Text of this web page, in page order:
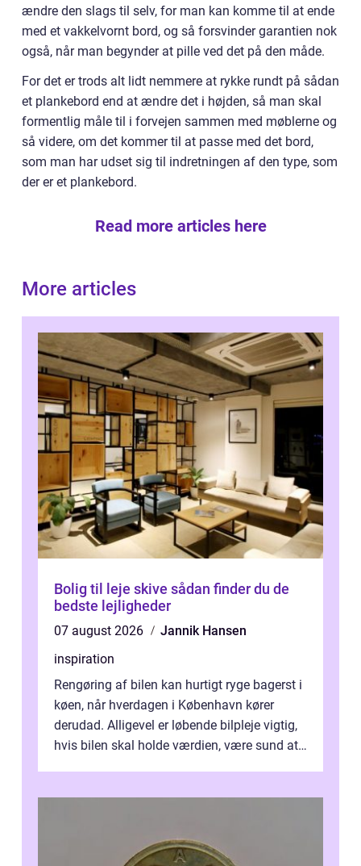
ændre den slags til selv, for man kan komme til at ende
med et vakkelvornt bord, og så forsvinder garantien nok
også, når man begynder at pille ved det på den måde.
For det er trods alt lidt nemmere at rykke rundt på sådan
et plankebord end at ændre det i højden, så man skal
formentlig måle til i forvejen sammen med møblerne og
så videre, om det kommer til at passe med det bord,
som man har udset sig til indretningen af den type, som
der er et plankebord.
Read more articles here
More articles
Bolig til leje skive sådan finder du de
bedste lejligheder
07 august 2026
Jannik Hansen
inspiration
Rengøring af bilen kan hurtigt ryge bagerst i
køen, når hverdagen i København kører
derudad. Alligevel er løbende bilpleje vigtig,
hvis bilen skal holde værdien, være sund at